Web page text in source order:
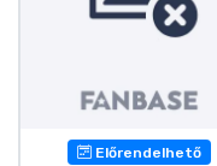
Előrendelhető
Sorozatos
Filmes cuccok
Mesés cuccok